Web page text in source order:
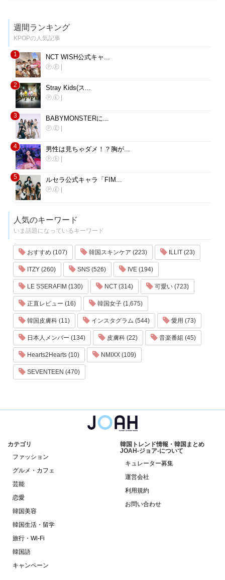
週間ランキング
KPOPの人気記事
1 NCT WISH公式キャ...
Ⓟ.Ⓔ |
2 Stray Kids(ス...
Ⓟ.Ⓔ |
3 BABYMONSTERに...
Ⓟ.Ⓔ |
4 男性は見ちゃダメ！？胸が...
Ⓟ.Ⓔ |
5 ルセラ公式キャラ「FIM...
Ⓟ.Ⓔ |
人気のキーワード
いま話題になっているキーワード
おすすめ (107) 韓国スキンケア (223) ILLIT (23)
ITZY (260) SNS (526) IVE (194)
LE SSERAFIM (130) NCT (314) 可愛い (723)
正直レビュー (16) 韓国女子 (1,675)
韓国皮膚科 (11) インスタグラム (544) 愛用 (73)
日本人メンバー (134) 皮膚科 (22) 音楽番組 (45)
Hearts2Hearts (10) NMIXX (109)
SEVENTEEN (470)
カテゴリ
ファッション
グルメ・カフェ
芸能
恋愛
韓国美容
韓国生活・留学
旅行・Wi-Fi
韓国語
キャンペーン
韓国トレンド情報・韓国まとめ
JOAH-ジョア-について
キュレーター募集
運営会社
利用規約
お問い合わせ